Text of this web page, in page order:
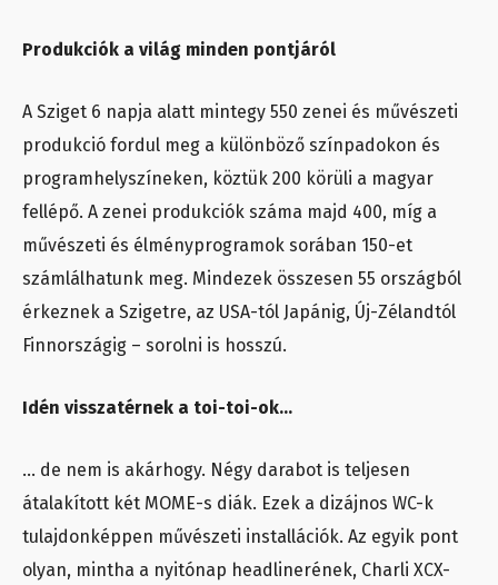
Produkciók a világ minden pontjáról
A Sziget 6 napja alatt mintegy 550 zenei és művészeti
produkció fordul meg a különböző színpadokon és
programhelyszíneken, köztük 200 körüli a magyar
fellépő. A zenei produkciók száma majd 400, míg a
művészeti és élményprogramok sorában 150-et
számlálhatunk meg. Mindezek összesen 55 országból
érkeznek a Szigetre, az USA-tól Japánig, Új-Zélandtól
Finnországig – sorolni is hosszú.
Idén visszatérnek a toi-toi-ok…
… de nem is akárhogy. Négy darabot is teljesen
átalakított két MOME-s diák. Ezek a dizájnos WC-k
tulajdonképpen művészeti installációk. Az egyik pont
olyan, mintha a nyitónap headlinerének, Charli XCX-